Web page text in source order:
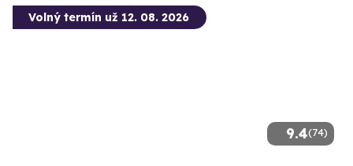
9.4(74)
Volný termín už 12. 08. 2026